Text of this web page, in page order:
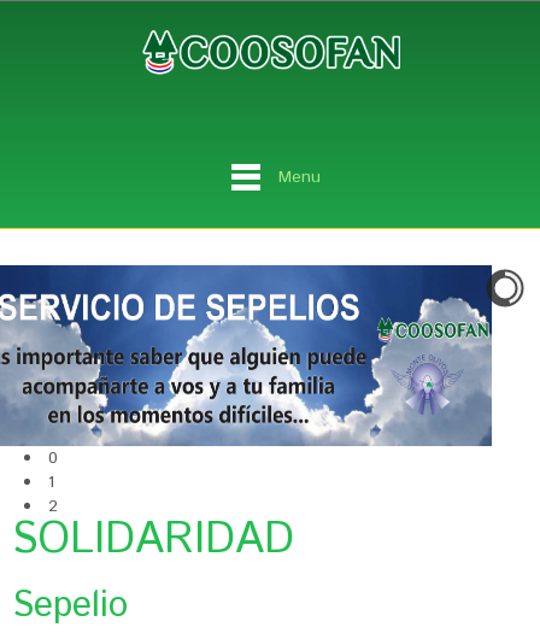
Menu
0
1
2
SOLIDARIDAD
Sepelio